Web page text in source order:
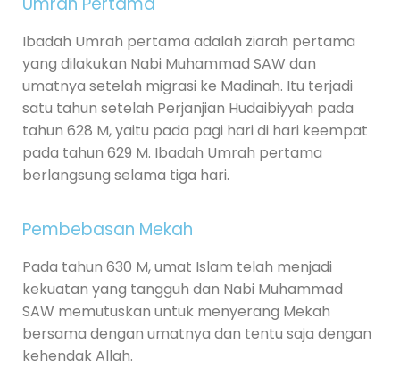
Ibadah Umrah pertama adalah ziarah pertama
yang dilakukan Nabi Muhammad SAW dan
umatnya setelah migrasi ke Madinah. Itu terjadi
satu tahun setelah Perjanjian Hudaibiyyah pada
tahun 628 M, yaitu pada pagi hari di hari keempat
pada tahun 629 M. Ibadah Umrah pertama
berlangsung selama tiga hari.
Pembebasan Mekah
Pada tahun 630 M, umat Islam telah menjadi
kekuatan yang tangguh dan Nabi Muhammad
SAW memutuskan untuk menyerang Mekah
bersama dengan umatnya dan tentu saja dengan
kehendak Allah.